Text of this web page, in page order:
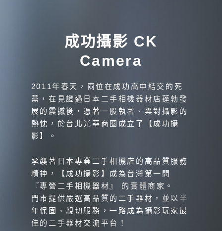
成功攝影 CK
Camera
2011年春天，兩位在成功高中結交的死
黨，在見證過日本二手相機器材店蓬勃發
展的震撼後，憑著一股執著、與對攝影的
熱忱，於台北光華商圈成立了【成功攝
影】。
承襲著日本專業二手相機店的高品質服務
精神，【成功攝影】成為台灣第一間
『專營二手相機器材』 的實體商家。
門市提供嚴選高品質的二手器材，並以半
年保固、親切服務，一路成為攝影玩家最
佳的二手器材交流平台！